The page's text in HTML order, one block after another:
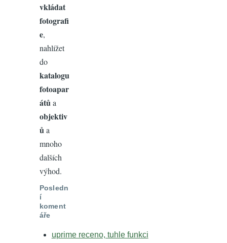
vkládat
fotografi
e,
nahlížet
do
katalogu
fotoapar
átů a
objektiv
ů a
mnoho
dalších
výhod.
Posledn
í
koment
áře
uprime receno, tuhle funkci